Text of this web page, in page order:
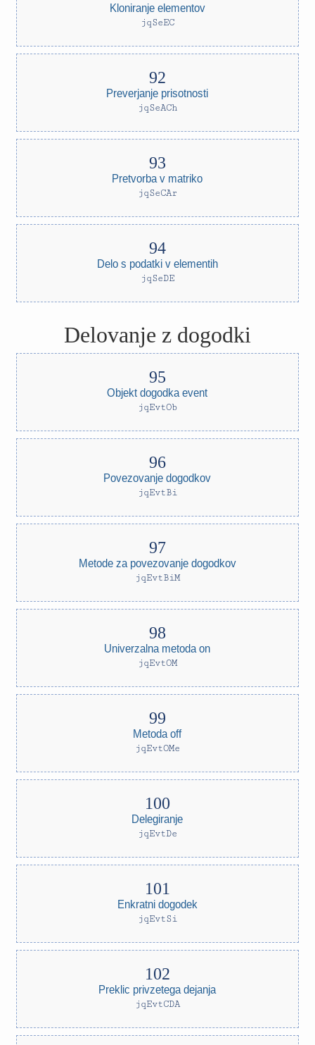
Kloniranje elementov
jqSeEC
Preverjanje prisotnosti
jqSeACh
Pretvorba v matriko
jqSeCAr
Delo s podatki v elementih
jqSeDE
Delovanje z dogodki
Objekt dogodka event
jqEvtOb
Povezovanje dogodkov
jqEvtBi
Metode za povezovanje dogodkov
jqEvtBiM
Univerzalna metoda on
jqEvtOM
Metoda off
jqEvtOMe
Delegiranje
jqEvtDe
Enkratni dogodek
jqEvtSi
Preklic privzetega dejanja
jqEvtCDA